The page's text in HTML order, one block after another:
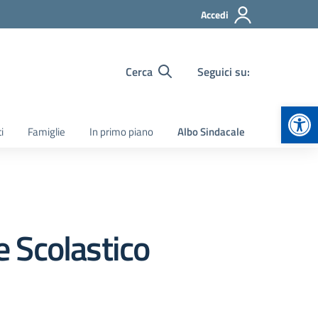
Accedi
Cerca Seguici su:
Famiglie In primo piano Albo Sindacale
Scolastico